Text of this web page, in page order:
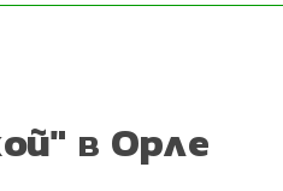
в Орле